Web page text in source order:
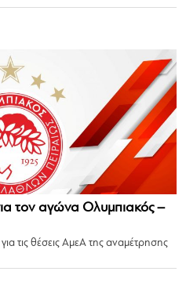
τον αγώνα Ολυμπιακός –
τις θέσεις ΑμεΑ της αναμέτρησης